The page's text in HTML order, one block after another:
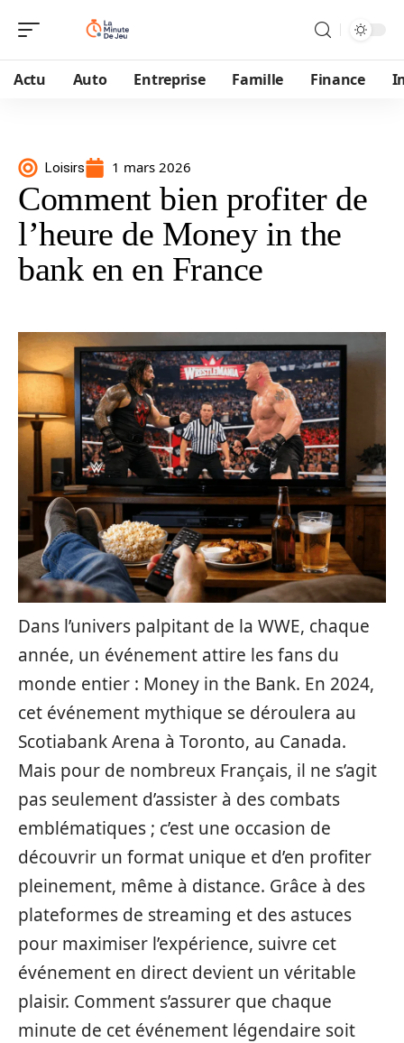
Actu Auto Entreprise Famille Finance
Loisirs 1 mars 2026
Comment bien profiter de
l’heure de Money in the
bank en en France
Dans l’univers palpitant de la WWE, chaque
année, un événement attire les fans du
monde entier : Money in the Bank. En 2024,
cet événement mythique se déroulera au
Scotiabank Arena à Toronto, au Canada.
Mais pour de nombreux Français, il ne s’agit
pas seulement d’assister à des combats
emblématiques ; c’est une occasion de
découvrir un format unique et d’en profiter
pleinement, même à distance. Grâce à des
plateformes de streaming et des astuces
pour maximiser l’expérience, suivre cet
événement en direct devient un véritable
plaisir. Comment s’assurer que chaque
minute de cet événement légendaire soit